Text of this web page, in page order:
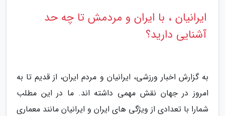
ایرانیان ، با ایران و مردمش تا چه حد
آشنایی دارید؟
به گزارش اخبار ورزشی، ایرانیان و مردم ایران، از قدیم تا به
امروز در جهان نقش مهمی داشته اند. ما در این مطلب
شمارا با تعدادی از ویژگی های ایران و ایرانیان مانند معماری